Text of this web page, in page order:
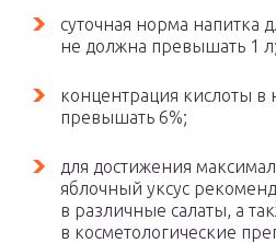
суточная норма напитка
не должна превышать 1 л;
концентрация кислоты в
превышать 6%;
для достижения
яблочный уксус
в различные салаты, а
в косметологические